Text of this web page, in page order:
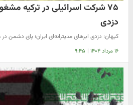
۷۵ شرکت اسرائیلی در ترکیه
دزدی
کیهان: دزدی ابرهای مدیترانه‌ای ایران؛ پای دشمن
۱۶ مرداد ۱۴۰۴ | ۹:۴۵